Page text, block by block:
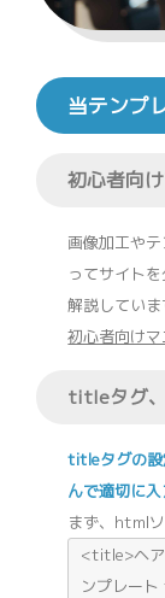
当テンプ
初心者向
画像加工や
ってサイト
解説していま
初心者向けマ
titleタグ
titleタグの設
んで適切に入
まず、htmlソ
<title>ヘア
ンプレー